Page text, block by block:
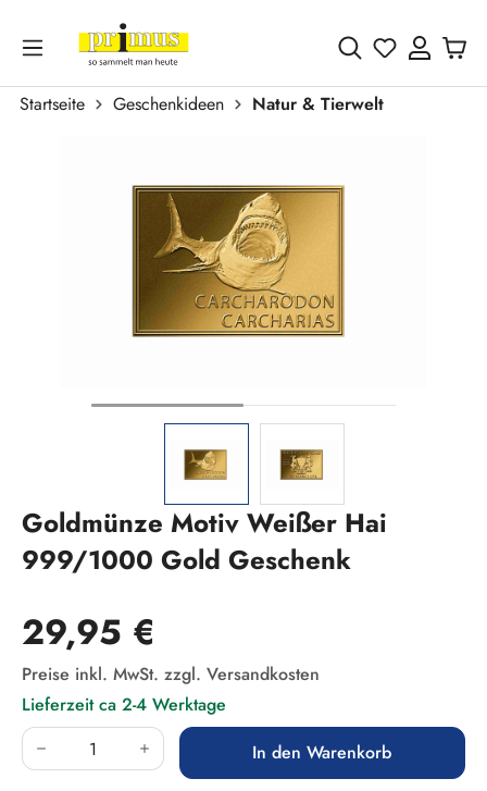
Zum Hauptinhalt springen
Du hast 0
Startseite Geschenkideen
Natur & Tierwelt
Goldmünze Motiv Weißer Hai
999/1000 Gold Geschenk
Regulärer Preis:
29,95 €
Preise inkl. MwSt. zzgl. Versandkosten
Lieferzeit ca 2-4 Werktage
Produkt Anzahl: Gib den gewünschten Wert
In den Warenkorb